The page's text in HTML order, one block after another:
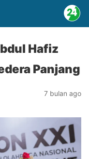
Hafiz
Panjang
7 bulan ago